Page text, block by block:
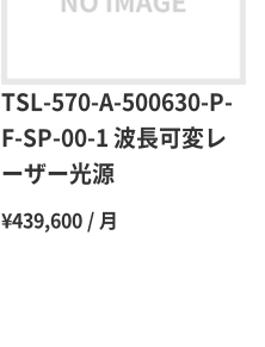
65％（割引率35％）
60％（割引率 40％）
55％（割引率45％）
50％（割引率50％）
TSL-570-A-500630-P-
F-SP-00-1 波長可変レ
ーザー光源
¥439,600 / 月